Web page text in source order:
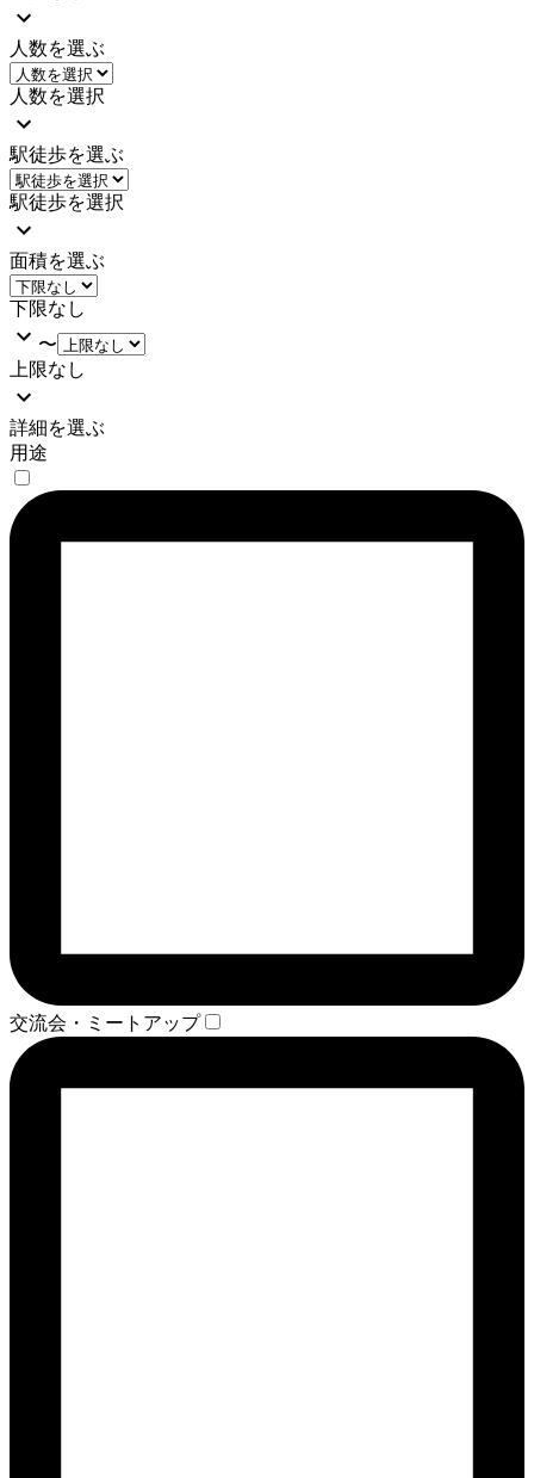
人数を選ぶ
人数を選択
駅徒歩を選ぶ
駅徒歩を選択
面積を選ぶ
下限なし
〜
上限なし
詳細を選ぶ
用途
交流会・ミートアップ